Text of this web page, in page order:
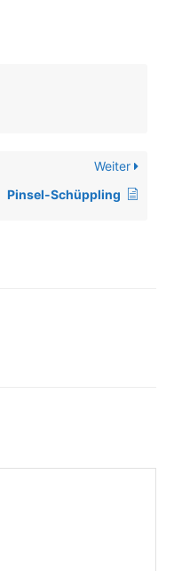
Weiter
Pinsel-Schüppling